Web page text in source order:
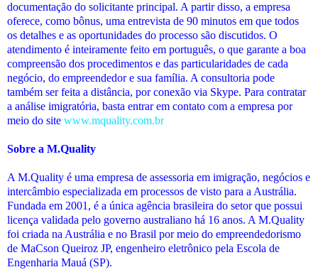
documentação do solicitante principal. A partir disso, a empresa
oferece, como bônus, uma entrevista de 90 minutos em que todos
os detalhes e as oportunidades do processo são discutidos. O
atendimento é inteiramente feito em português, o que garante a boa
compreensão dos procedimentos e das particularidades de cada
negócio, do empreendedor e sua família. A consultoria pode
também ser feita a distância, por conexão via Skype. Para contratar
a análise imigratória, basta entrar em contato com a empresa por
meio do site www.mquality.com.br
Sobre a M.Quality
A M.Quality é uma empresa de assessoria em imigração, negócios e
intercâmbio especializada em processos de visto para a Austrália.
Fundada em 2001, é a única agência brasileira do setor que possui
licença validada pelo governo australiano há 16 anos. A M.Quality
foi criada na Austrália e no Brasil por meio do empreendedorismo
de MaCson Queiroz JP, engenheiro eletrônico pela Escola de
Engenharia Mauá (SP).